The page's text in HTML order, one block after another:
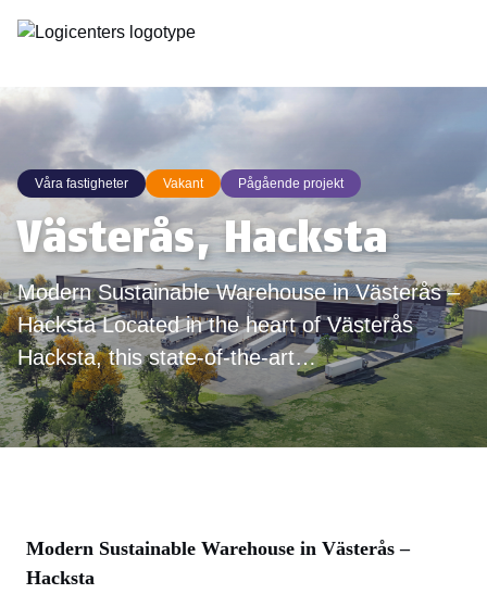
Våra fastigheter Vakant Pågående projekt
Västerås, Hacksta
Modern Sustainable Warehouse in Västerås –
Hacksta Located in the heart of Västerås
Hacksta, this state-of-the-art…
Modern Sustainable Warehouse in Västerås –
Hacksta